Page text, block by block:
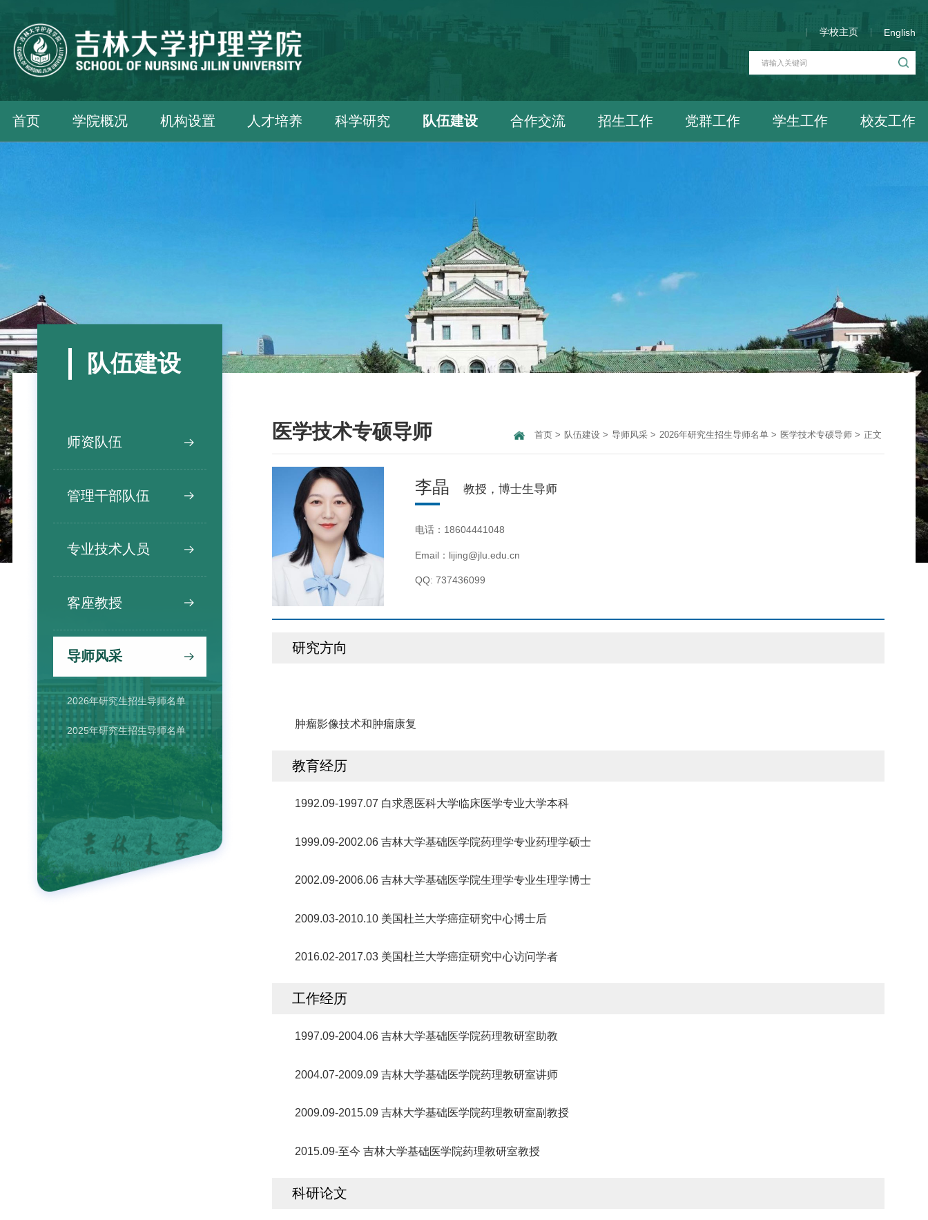
学校主页 English
首页 学院概况 机构设置 人才培养 科学研究 队伍建设 合作交流 招生工作 党群工作 学生工作 校友工作
队伍建设
师资队伍
管理干部队伍
专业技术人员
客座教授
导师风采
2026年研究生招生导师名单
2025年研究生招生导师名单
医学技术专硕导师 首页 > 队伍建设 > 导师风采 > 2026年研究生招生导师名单 > 医学技术专硕导师 > 正文
李晶 教授，博士生导师
电话：18604441048
Email：lijing@jlu.edu.cn
QQ: 737436099
研究方向
肿瘤影像技术和肿瘤康复
教育经历
1992.09-1997.07 白求恩医科大学临床医学专业大学本科
1999.09-2002.06 吉林大学基础医学院药理学专业药理学硕士
2002.09-2006.06 吉林大学基础医学院生理学专业生理学博士
2009.03-2010.10 美国杜兰大学癌症研究中心博士后
2016.02-2017.03 美国杜兰大学癌症研究中心访问学者
工作经历
1997.09-2004.06 吉林大学基础医学院药理教研室助教
2004.07-2009.09 吉林大学基础医学院药理教研室讲师
2009.09-2015.09 吉林大学基础医学院药理教研室副教授
2015.09-至今 吉林大学基础医学院药理教研室教授
科研论文